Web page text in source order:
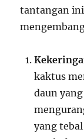
tantangan
kaktus
daun
yang